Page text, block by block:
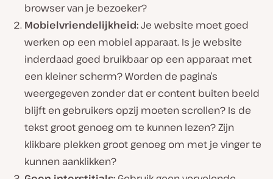
browser van je bezoeker?
Mobielvriendelijkheid:Je website moet goed
werken op een mobiel apparaat. Is je website
inderdaad goed bruikbaar op een apparaat met
een kleiner scherm? Worden de pagina’s
weergegeven zonder dat er content buiten beeld
blijft en gebruikers opzij moeten scrollen? Is de
tekst groot genoeg om te kunnen lezen? Zijn
klikbare plekken groot genoeg om met je vinger te
kunnen aanklikken?